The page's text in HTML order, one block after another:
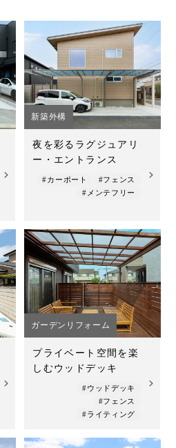
新築外構
夜を彩るラグジュアリ
ー・エントランス
#カーポート
#フェンス
#メンテフリー
ガーデンリフォーム
プライベート空間を楽
しむウッドデッキ
#ウッドデッキ
#フェンス
#ライティング